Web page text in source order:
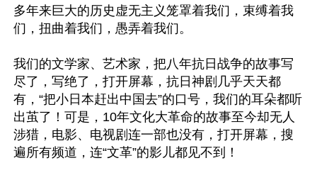
多年来巨大的历史虚无主义笼罩着我们，束缚着我
们，扭曲着我们，愚弄着我们。
我们的文学家、艺术家，把八年抗日战争的故事写
尽了，写绝了，打开屏幕，抗日神剧几乎天天都
有，“把小日本赶出中国去”的口号，我们的耳朵都听
出茧了！可是，10年文化大革命的故事至今却无人
涉猎，电影、电视剧连一部也没有，打开屏幕，搜
遍所有频道，连“文革”的影儿都见不到！